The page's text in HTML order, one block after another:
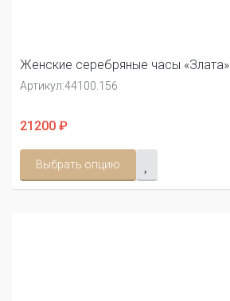
Женские серебряные часы «Злата»
Артикул:44100.156
21200 ₽
Выбрать опцию